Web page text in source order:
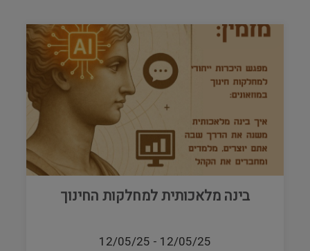
בינה מלאכותית למחלקות החינוך
12/05/25
-
12/05/25